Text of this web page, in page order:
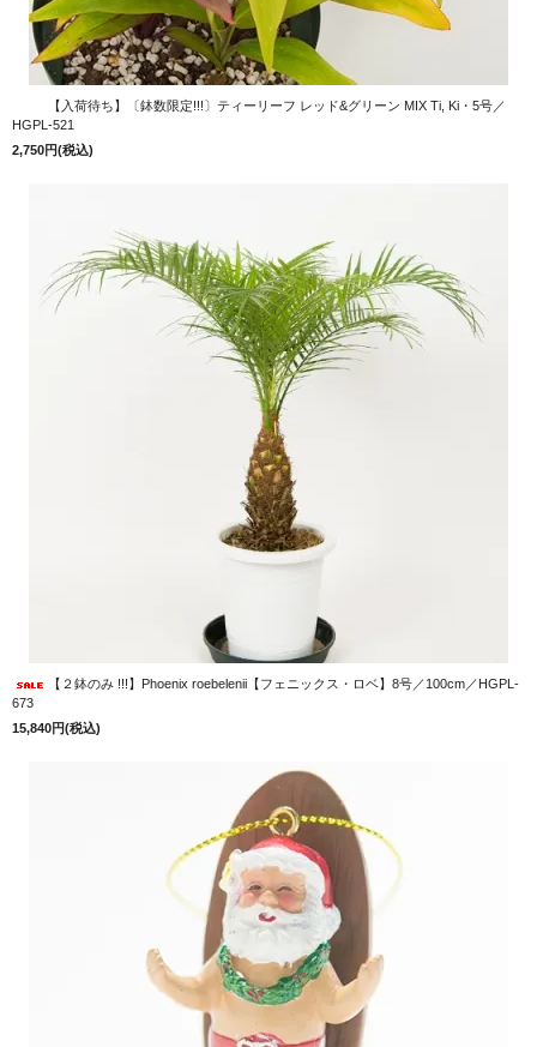
【入荷待ち】〔鉢数限定!!!〕ティーリーフ レッド&グリーン MIX Ti, Ki・5号／
HGPL-521
2,750円(税込)
【２鉢のみ !!!】Phoenix roebelenii【フェニックス・ロベ】8号／100cm／HGPL-
673
15,840円(税込)